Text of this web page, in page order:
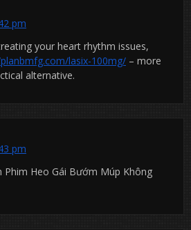
pm
your heart rhythm issues,
lasix-100mg/ – more
alternative.
pm
Phim Heo Gái Bướm Múp Không